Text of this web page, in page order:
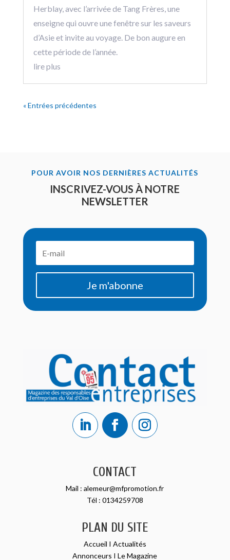
Herblay, avec l’arrivée de Tang Frères, une
enseigne qui ouvre une fenêtre sur les saveurs
d’Asie et invite au voyage. De bon augure en
cette période de l’année.
lire plus
« Entrées précédentes
POUR AVOIR NOS DERNIÈRES ACTUALITÉS
INSCRIVEZ-VOUS À NOTRE
NEWSLETTER
Je m'abonne
CONTACT
Mail :alemeur@mfpromotion.fr
Tél : 0134259708
PLAN DU SITE
Accueil I Actualités
Annonceurs ILe Magazine